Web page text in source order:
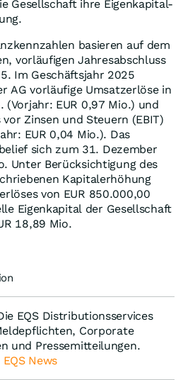
Gesellschaft ihre Eigenkapital-
basieren auf dem
vorläufigen Jahresabschluss
Im Geschäftsjahr 2025
AG vorläufige Umsatzerlöse in
(Vorjahr: EUR 0,97 Mio.) und
Zinsen und Steuern (EBIT)
EUR 0,04 Mio.). Das
sich zum 31. Dezember
Unter Berücksichtigung des
Kapitalerhöhung
von EUR 850.000,00
Eigenkapital der Gesellschaft
18,89 Mio.
EQS Distributionsservices
Corporate
und Pressemitteilungen.
EQS News